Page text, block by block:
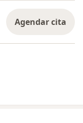
Agendar cita